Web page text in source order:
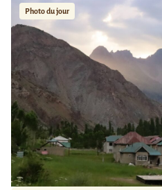
Photo du jour